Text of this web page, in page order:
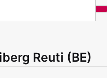
Reuti (BE)